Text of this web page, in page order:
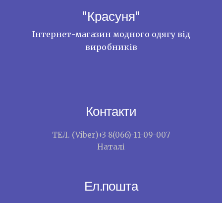
"Красуня"
Інтернет-магазин модного одягу від
виробників
Контакти
ТЕЛ. (Viber)+3 8(066)-11-09-007
Наталі
Ел.пошта